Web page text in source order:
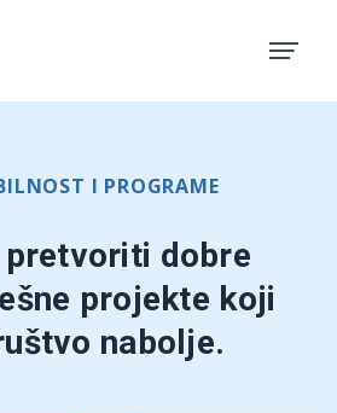
mobilnost i
I PROGRAME
pretvoriti dobre
projekte koji
nabolje.